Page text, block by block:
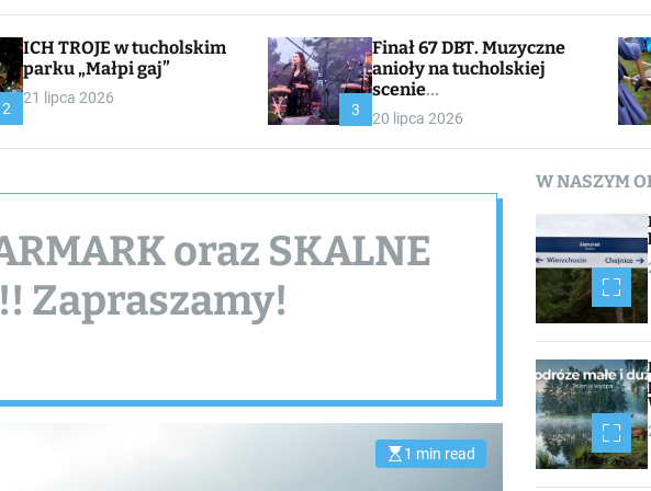
2
ICH TROJE w tucholskim
parku „Małpi gaj”
21 lipca 2026
3
Finał 67 DBT. Muzyczne
anioły na tucholskiej
scenie
CHOJNACKA//CHOJNACK
I
20 lipca 2026
oraz SKALNE
Zapraszamy!
E
1 min read
W NASZYM